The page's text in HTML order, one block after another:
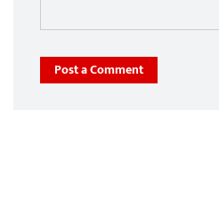
Post a Comment